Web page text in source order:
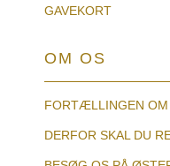
GAVEKORT
OM OS
FORTÆLLINGEN OM
DERFOR SKAL DU